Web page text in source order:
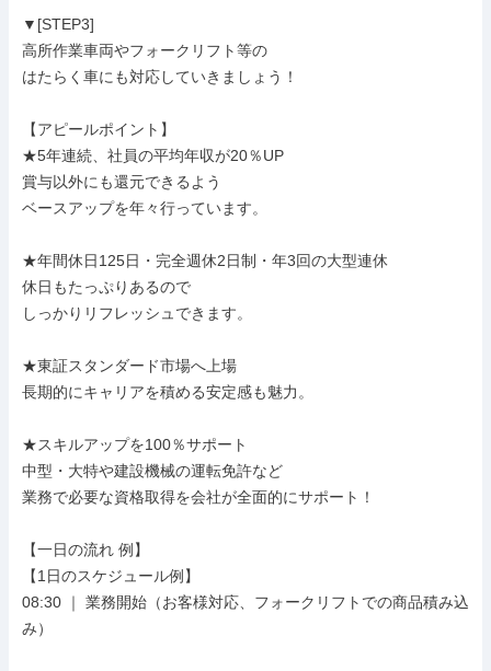
▼[STEP3]
高所作業車両やフォークリフト等の
はたらく車にも対応していきましょう！
【アピールポイント】
★5年連続、社員の平均年収が20％UP
賞与以外にも還元できるよう
ベースアップを年々行っています。
★年間休日125日・完全週休2日制・年3回の大型連休
休日もたっぷりあるので
しっかりリフレッシュできます。
★東証スタンダード市場へ上場
長期的にキャリアを積める安定感も魅力。
★スキルアップを100％サポート
中型・大特や建設機械の運転免許など
業務で必要な資格取得を会社が全面的にサポート！
【一日の流れ 例】
【1日のスケジュール例】
08:30 ｜ 業務開始（お客様対応、フォークリフトでの商品積み込
み）